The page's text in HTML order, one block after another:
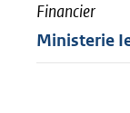
Financier
Ministerie